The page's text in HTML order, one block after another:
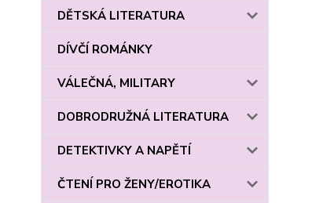
DĚTSKÁ LITERATURA
DÍVČÍ ROMÁNKY
VÁLEČNÁ, MILITARY
DOBRODRUŽNÁ LITERATURA
DETEKTIVKY A NAPĚTÍ
ČTENÍ PRO ŽENY/EROTIKA